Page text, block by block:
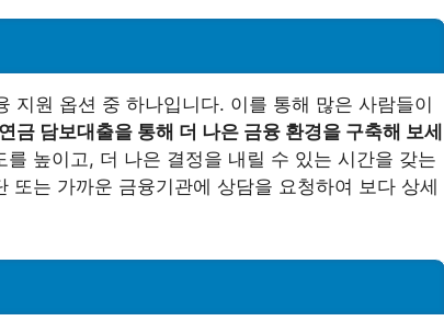
지원 옵션 중 하나입니다. 이를 통해 많은 사람들이
금 담보대출을 통해 더 나은 금융 환경을 구축해 보세
높이고, 더 나은 결정을 내릴 수 있는 시간을 갖는
또는 가까운 금융기관에 상담을 요청하여 보다 상세